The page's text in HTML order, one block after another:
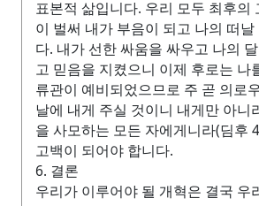
표본적 삶입니다. 우리 모두 최후의
이 벌써 내가 부음이 되고 나의 떠
다. 내가 선한 싸움을 싸우고 나의
고 믿음을 지켰으니 이제 후로는 나
류관이 예비되었으므로 주 곧 의로
날에 내게 주실 것이니 내게만 아니
을 사모하는 모든 자에게니라(딤후
고백이 되어야 합니다.
6. 결론
우리가 이루어야 될 개혁은 결국 우